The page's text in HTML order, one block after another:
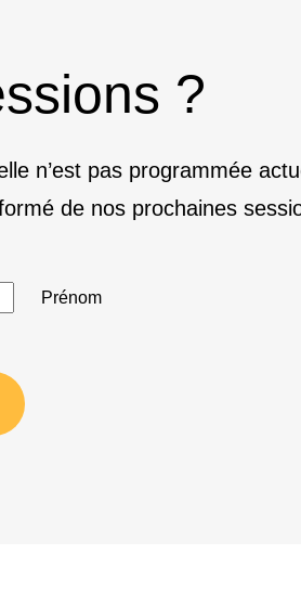
?
n’est pas programmée
de nos prochaines
Prénom